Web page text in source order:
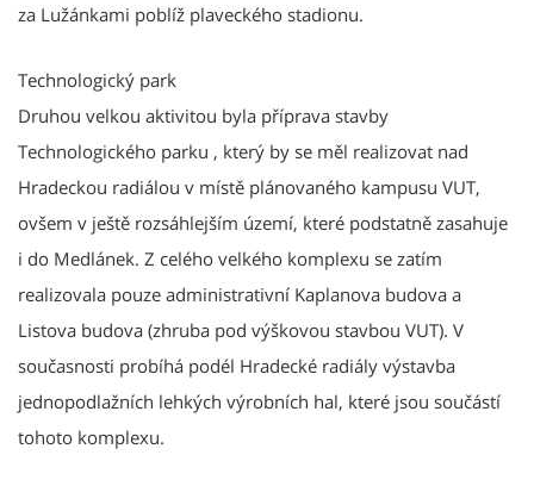
za Lužánkami poblíž plaveckého stadionu.
Technologický park
​​​Druhou velkou aktivitou byla příprava stavby
Technologického parku , který by se měl realizovat nad
Hradeckou radiálou v místě plánovaného kampusu VUT,
ovšem v ještě rozsáhlejším území, které podstatně zasahuje
i do Medlánek. Z celého velkého komplexu se zatím
realizovala pouze administrativní Kaplanova budova a
Listova budova (zhruba pod výškovou stavbou VUT). V
současnosti probíhá podél Hradecké radiály výstavba
jednopodlažních lehkých výrobních hal, které jsou součástí
tohoto komplexu.